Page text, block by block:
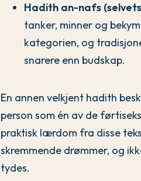
Hadith an-nafs
tanker, minner og
kategorien, og
snarere enn budskap.
En annen velkjent hadith
person som én av de
praktisk lærdom fra disse
skremmende drømmer, og
tydes.